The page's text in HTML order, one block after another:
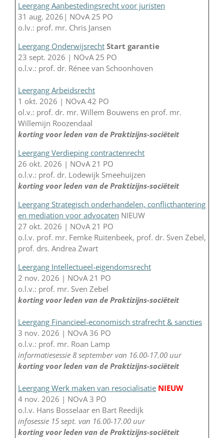
Leergang Aanbestedingsrecht voor juristen
31 aug. 2026| NOvA 25 PO
o.lv.: prof. mr. Chris Jansen
Leergang Onderwijsrecht Start garantie
23 sept. 2026 | NOvA 25 PO
o.l.v.: prof. dr. Rénee van Schoonhoven
Leergang Arbeidsrecht
1 okt. 2026 | NOvA 42 PO
ol.v.: prof. dr. mr. Willem Bouwens en prof. mr.
Willemijn Roozendaal
korting voor leden van de Praktizijns-sociëteit
Leergang Verdieping contractenrecht
26 okt. 2026 | NOvA 21 PO
o.l.v.: prof. dr. Lodewijk Smeehuijzen
korting voor leden van de Praktizijns-sociëteit
Leergang Strategisch onderhandelen, conflicthantering
en mediation voor advocaten NIEUW
27 okt. 2026 | NOvA 21 PO
o.l.v. prof. mr. Femke Ruitenbeek, prof. dr. Sven Zebel,
prof. drs. Andrea Zwart
Leergang Intellectueel-eigendomsrecht
2 nov. 2026 | NOvA 21 PO
o.l.v.: prof. mr. Sven Zebel
korting voor leden van de Praktizijns-sociëteit
Leergang Financieel-economisch strafrecht & sancties
3 nov. 2026 | NOvA 36 PO
o.l.v.: prof. mr. Roan Lamp
informatiesessie 8 september van 16.00-17.00 uur
korting voor leden van de Praktizijns-sociëteit
Leergang Werk maken van resocialisatie NIEUW
4 nov. 2026 | NOvA 3 PO
o.l.v. Hans Bosselaar en Bart Reedijk
infosessie 15 sept. van 16.00-17.00 uur
korting voor leden van de Praktizijns-sociëteit